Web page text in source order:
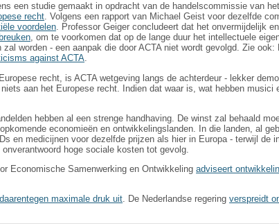
een studie gemaakt in opdracht van de handelscommissie van
recht. Volgens een rapport van Michael Geist voor dezelfde
voordelen. Professor Geiger concludeert dat het onvermijdelijk
, om te voorkomen dat op de lange duur het intellectuele
zal worden - een aanpak die door ACTA niet wordt gevolgd. Zie
against ACTA.
recht, is ACTA wetgeving langs de achterdeur - lekker
aan het Europese recht. Indien dat waar is, wat hebben musici
hebben al een strenge handhaving. De winst zal behaald
economieën en ontwikkelingslanden. In die landen, al
en medicijnen voor dezelfde prijzen als hier in Europa - terwijl de
hoge sociale kosten tot gevolg.
Economische Samenwerking en Ontwikkelingadviseert
maximale druk uit. De Nederlandse regeringverspreidt